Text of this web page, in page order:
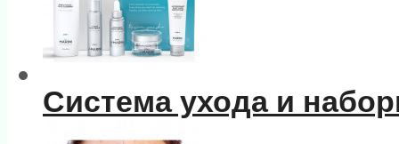
Система ухода и